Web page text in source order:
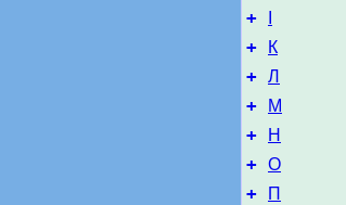
+
+ К
+ Л
+ М
+ Н
+ О
+ П